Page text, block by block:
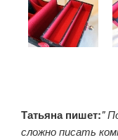
Татьяна пишет:"
сложно писать